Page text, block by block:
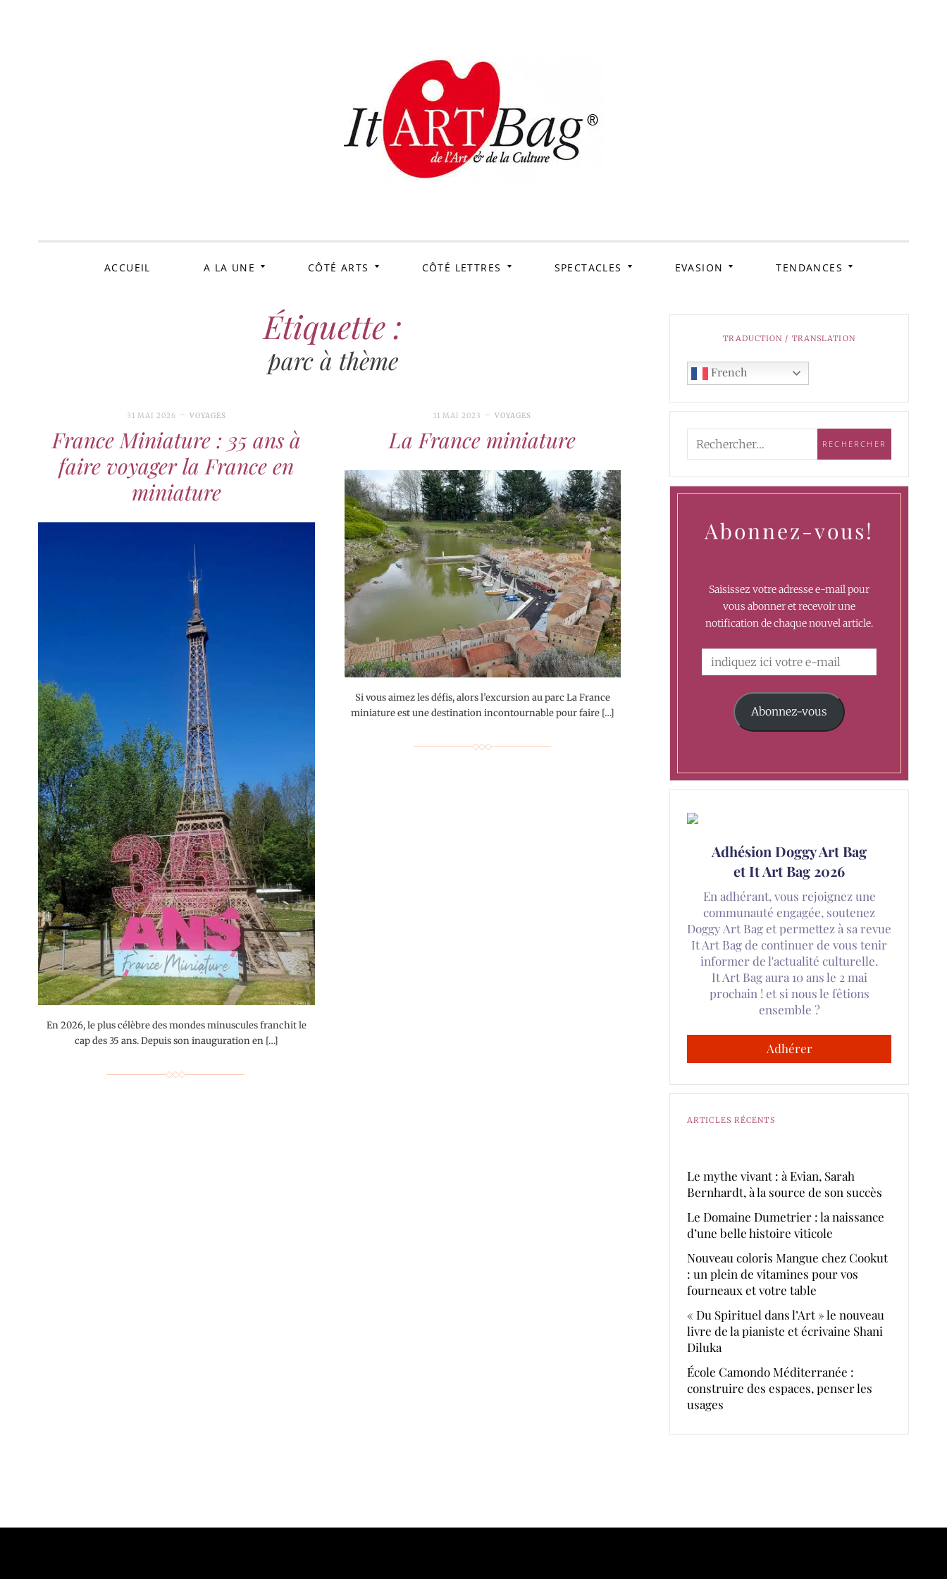
ItArtBag
ACCUEIL A LA UNE CÔTÉ ARTS CÔTÉ LETTRES SPECTACLES EVASION TENDANCES
Étiquette :
parc à thème
31 MAI 2026 VOYAGES
France Miniature : 35 ans à
faire voyager la France en
miniature
En 2026, le plus célèbre des mondes minuscules franchit le
cap des 35 ans. Depuis son inauguration en […]
11 MAI 2023 VOYAGES
La France miniature
Si vous aimez les défis, alors l’excursion au parc La France
miniature est une destination incontournable pour faire […]
TRADUCTION / TRANSLATION
French
Abonnez-vous!
Saisissez votre adresse e-mail pour
vous abonner et recevoir une
notification de chaque nouvel article.
Abonnez-vous
Adhésion Doggy Art Bag
et It Art Bag 2026
En adhérant, vous rejoignez une
communauté engagée, soutenez
Doggy Art Bag et permettez à sa revue
It Art Bag de continuer de vous tenir
informer de l'actualité culturelle.
It Art Bag aura 10 ans le 2 mai
prochain ! et si nous le fêtions
ensemble ?
Adhérer
ARTICLES RÉCENTS
Le mythe vivant : à Evian, Sarah
Bernhardt, à la source de son succès
Le Domaine Dumetrier : la naissance
d’une belle histoire viticole
Nouveau coloris Mangue chez Cookut
: un plein de vitamines pour vos
fourneaux et votre table
« Du Spirituel dans l’Art » le nouveau
livre de la pianiste et écrivaine Shani
Diluka
École Camondo Méditerranée :
construire des espaces, penser les
usages